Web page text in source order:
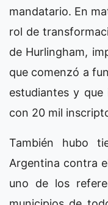
mandatario. En
rol de
de Hurlingham,
que comenzó a
estudiantes y
con 20 mil
También hubo
Argentina contra
uno de los